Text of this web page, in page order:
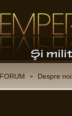
FORUM Despre noi